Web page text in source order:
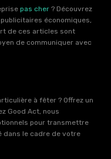
pas cher ? Découvrez
économiques,
de ces articles sont
de communiquer avec
à fêter ? Offrez un
Good Act, nous
pour transmettre
dans le cadre de votre